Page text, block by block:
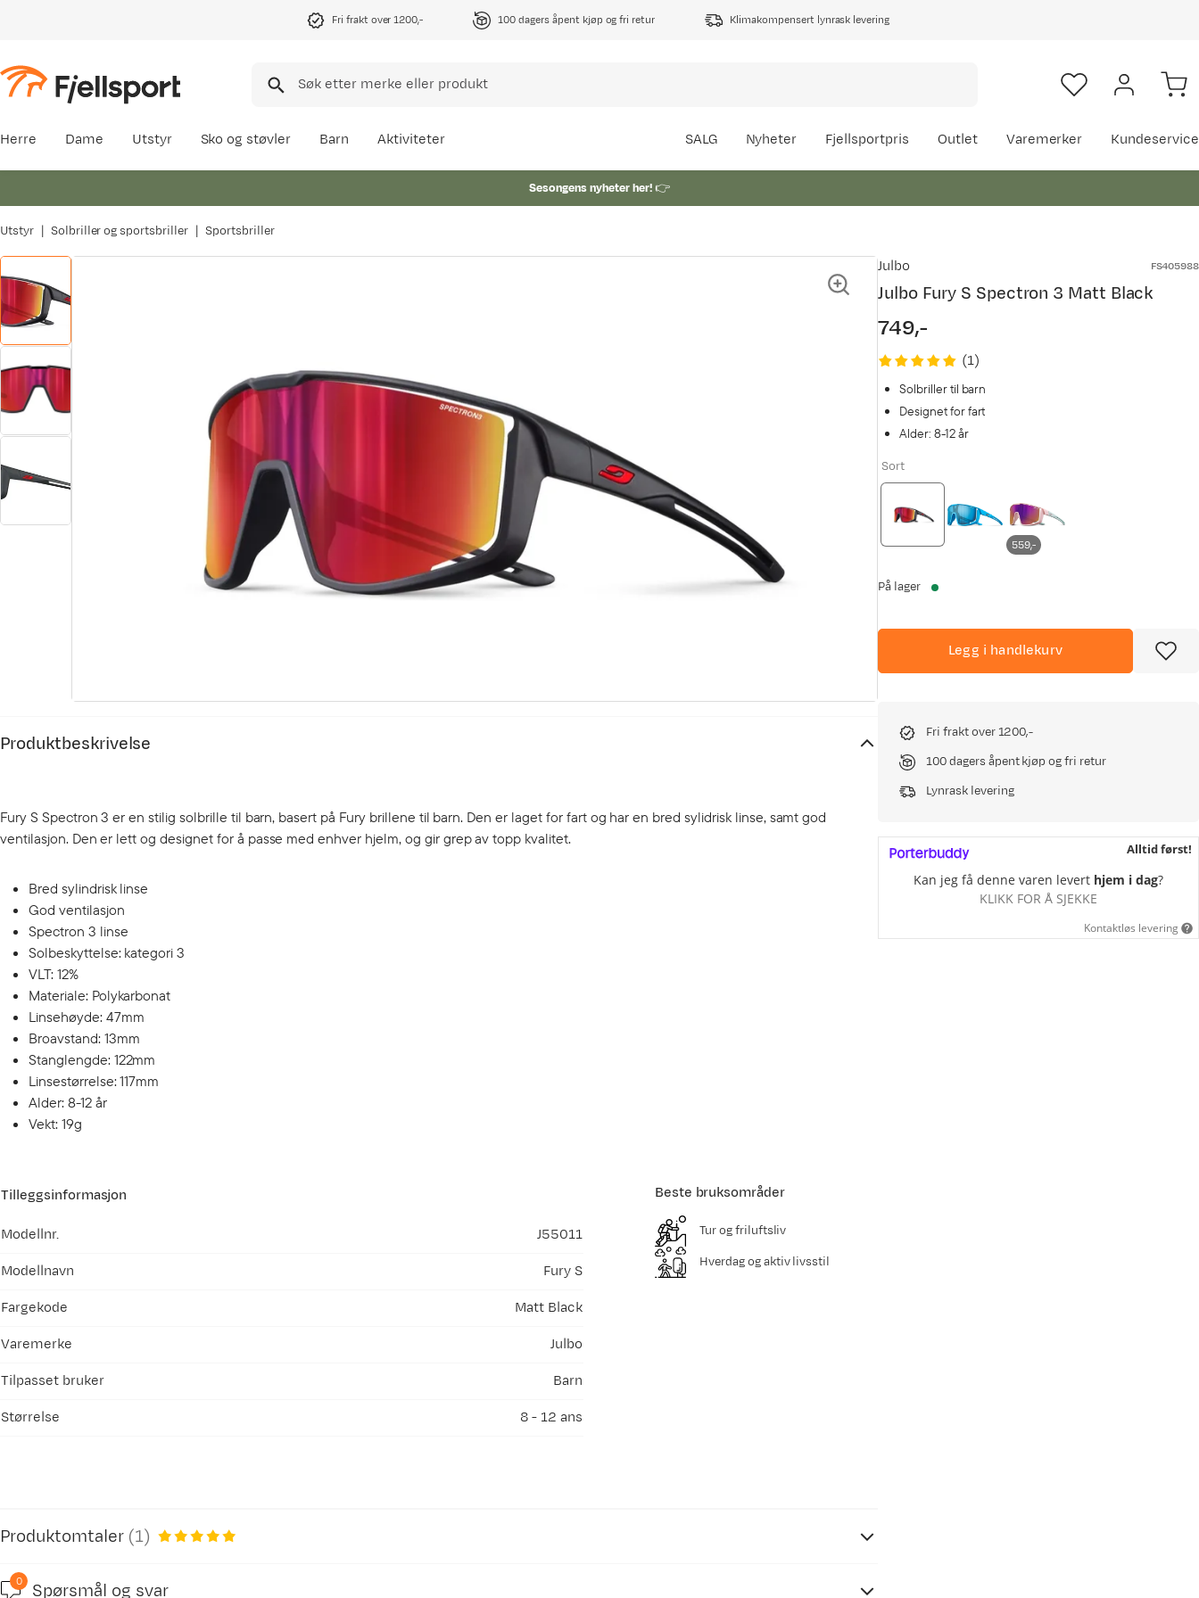
Fri frakt over 1200,- 100 dagers åpent kjøp og fri retur Klimakompensert lynrask levering
Herre Dame Utstyr Sko og støvler Barn Aktiviteter SALG Nyheter Fjellsportpris Outlet Varemerker Kundeservice
Sesongens nyheter her!👉
Utstyr Solbriller og sportsbriller Sportsbriller
Produktbeskrivelse
Fury S Spectron 3 er en stilig solbrille til barn, basert på Fury brillene til barn. Den er laget for fart og har en bred sylidrisk linse, samt god
ventilasjon. Den er lett og designet for å passe med enhver hjelm, og gir grep av topp kvalitet.
Bred sylindrisk linse
God ventilasjon
Spectron 3 linse
Solbeskyttelse: kategori 3
VLT: 12%
Materiale: Polykarbonat
Linsehøyde: 47mm
Broavstand: 13mm
Stanglengde: 122mm
Linsestørrelse: 117mm
Alder: 8-12 år
Vekt: 19g
Tilleggsinformasjon
Modellnr.
J55011
Modellnavn
Fury S
Fargekode
Matt Black
Varemerke
Julbo
Tilpasset bruker
Barn
Størrelse
8 - 12 ans
Beste bruksområder
Tur og friluftsliv
Hverdag og aktiv livsstil
Produktomtaler (1)
0 Spørsmål og svar
Julbo FS405988
Julbo Fury S Spectron 3 Matt Black
price
749,-
(1)
Solbriller til barn
Designet for fart
Alder: 8-12 år
Sort
559,-
På lager
Legg i handlekurv
Fri frakt over 1200,-
100 dagers åpent kjøp og fri retur
Lynrask levering
Alltid først!
Kan jeg få denne varen levert hjem i dag?
KLIKK FOR Å SJEKKE
Kontaktløs levering